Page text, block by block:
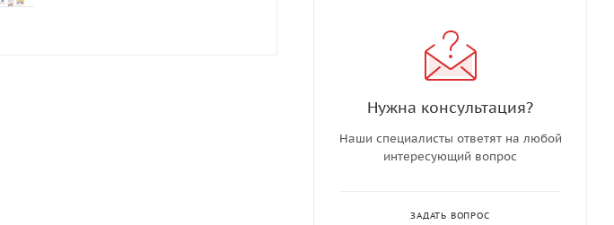
Нужна консультация?
Наши специалисты ответят на любой
интересующий вопрос
ЗАДАТЬ ВОПРОС